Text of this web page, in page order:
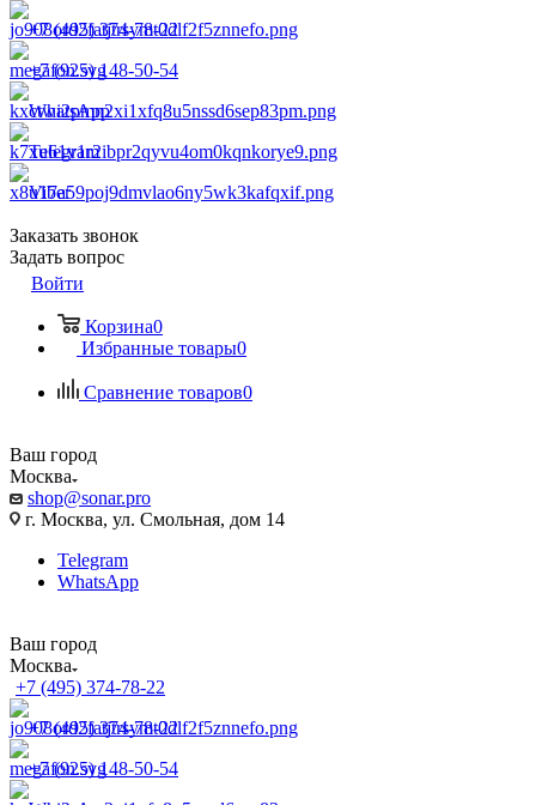
+7 (495) 374-78-22
+7 (925) 148-50-54
WhatsApp
Telegram
Viber
Заказать звонок
Задать вопрос
Войти
Корзина0
Избранные товары0
Сравнение товаров0
Ваш город
Москва
shop@sonar.pro
г. Москва, ул. Смольная, дом 14
Telegram
WhatsApp
Ваш город
Москва
+7 (495) 374-78-22
+7 (495) 374-78-22
+7 (925) 148-50-54